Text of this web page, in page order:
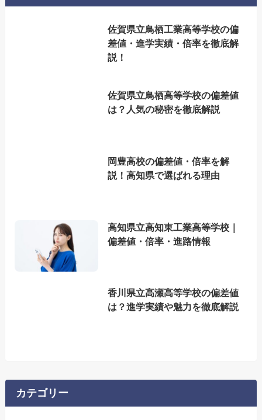
佐賀県立鳥栖工業高等学校の偏
差値・進学実績・倍率を徹底解
説！
佐賀県立鳥栖高等学校の偏差値
は？人気の秘密を徹底解説
岡豊高校の偏差値・倍率を解
説！高知県で選ばれる理由
高知県立高知東工業高等学校｜
偏差値・倍率・進路情報
香川県立高瀬高等学校の偏差値
は？進学実績や魅力を徹底解説
カテゴリー